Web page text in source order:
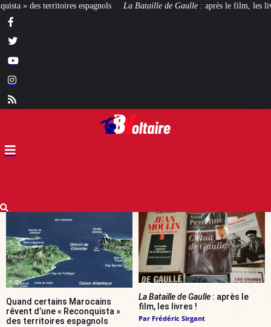
Bataille de Gaulle: après le film, les livres ! [CINÉMA]De la
Quand certains Marocains
rêvent d’une « Reconquista »
des territoires espagnols
La Bataille de Gaulle : après le
film, les livres !
Par Frédéric Sirgant